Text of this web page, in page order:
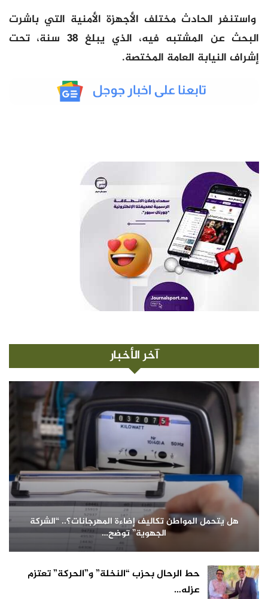
واستنفر الحادث مختلف الأجهزة الأمنية التي باشرت
البحث عن المشتبه فيه، الذي يبلغ 38 سنة، تحت
إشراف النيابة العامة المختصة.
آخر الأخبار
هل يتحمل المواطن تكاليف إضاءة المهرجانات؟.. “الشركة
الجهوية” توضح…
حط الرحال بحزب “النخلة” و”الحركة” تعتزم
عزله…